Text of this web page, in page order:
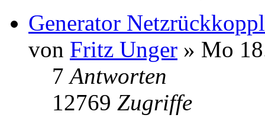
Generator
von Fritz Unger » Mo
7Antworten
12769 Zugriffe